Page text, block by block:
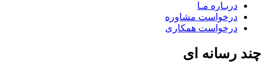
دربـاره مـا
درخواست مشاوره
درخواست همکاری
چند رسانه ای